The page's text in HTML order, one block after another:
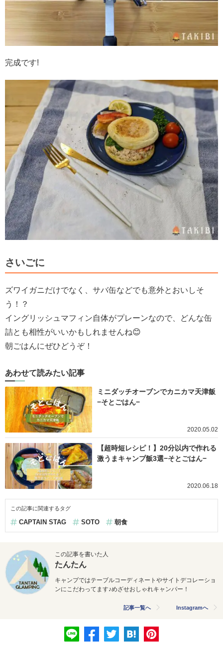
完成です!
さいごに
ズワイガニだけでなく、サバ缶などでも意外とおいしそ
う！？
イングリッシュマフィン自体がプレーンなので、どんな缶
詰とも相性がいいかもしれませんね😊
朝ごはんにぜひどうぞ！
あわせて読みたい記事
ミニダッチオーブンでカニカマ天津飯
−そとごはん−
2020.05.02
【超時短レシピ！】20分以内で作れる
激うまキャンプ飯3選−そとごはん−
2020.06.18
この記事に関連するタグ
CAPTAIN STAG SOTO 朝食
この記事を書いた人
たんたん
キャンプではテーブルコーディネートやサイトデコレーショ
ンにこだわってます♪めざせおしゃれキャンパー！
記事一覧へ Instagramへ